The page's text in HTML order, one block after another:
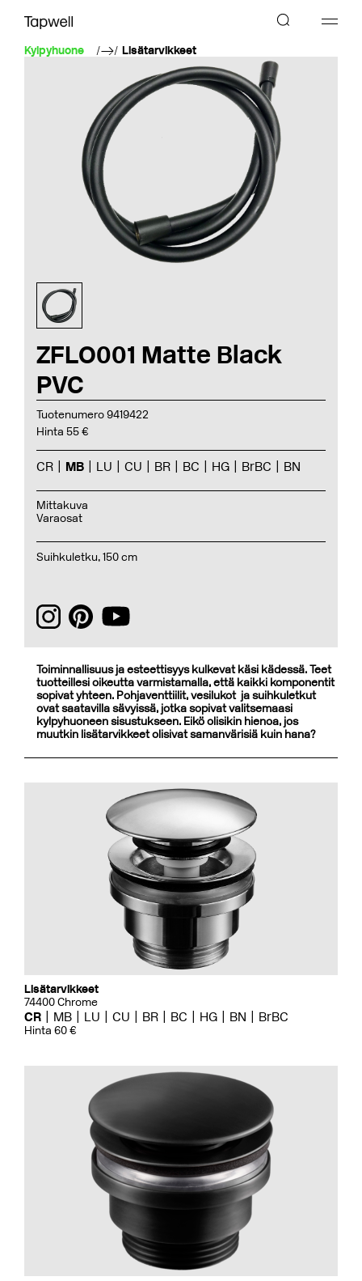
Kylpyhuone Lisätarvikkeet
ZFLO001 Matte Black
PVC
Tuotenumero 9419422
Hinta 55 €
CR MB LU CU BR BC HG BrBC BN
Mittakuva
Varaosat
Suihkuletku, 150 cm
Toiminnallisuus ja esteettisyys kulkevat käsi kädessä. Teet
tuotteillesi oikeutta varmistamalla, että kaikki komponentit
sopivat yhteen. Pohjaventtiilit, vesilukot ja suihkuletkut
ovat saatavilla sävyissä, jotka sopivat valitsemaasi
kylpyhuoneen sisustukseen. Eikö olisikin hienoa, jos
muutkin lisätarvikkeet olisivat samanvärisiä kuin hana?
Lisätarvikkeet
74400 Chrome
CR MB LU CU BR BC HG BN BrBC
Hinta 60 €